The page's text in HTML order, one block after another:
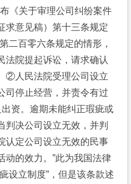
《关于审理公司纠纷案件
求意见稿）第十三条规定
二百零六条规定的情形，
法院提起诉讼，请求确认
②人民法院受理公司设立
司停止经营，并责令有过
资。逾期未能纠正瑕疵或
判决公司设立无效，并判
认定公司设立无效的民事
动的效力。”此为我国法律
设立制度”，但是该条款述